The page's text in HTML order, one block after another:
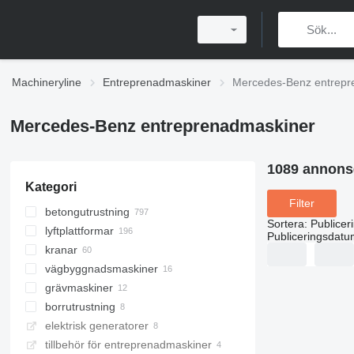
Machineryline Entreprenadmaskiner Mercedes-Benz
Mercedes-Benz entreprenadmaskiner
Kategori
betongutrustning
betongpumpar
betongbilar
betongbil trummor
betongfabriker
mobil betonganläggning
lyftplattformar
skyliftar
steglyftstruckar
kranar
mobilkranar
terrängkranar
kranlastbilar
vägbyggnadsmaskiner
asfaltspridare
återvinningsföretag
grävmaskiner
vakuum grävmaskiner
hjulgrävare
borrutrustning
borriggar
borrkranmaskiner
elektrisk generatorer
tillbehör för entreprenadmaskiner
1089
Filter
Sortera: